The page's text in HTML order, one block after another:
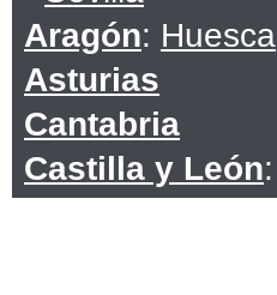
Aragón: Huesca
Asturias
Cantabria
Castilla y León: